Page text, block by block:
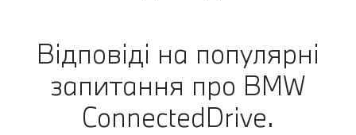
Відповіді на популярні
запитання про BMW
ConnectedDrive.